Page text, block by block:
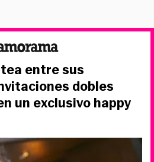
entre sus
dobles
un exclusivo happy